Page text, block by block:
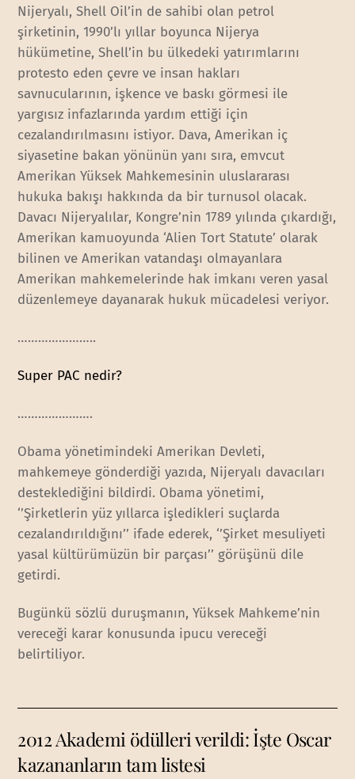
Nijeryalı, Shell Oil’in de sahibi olan petrol
şirketinin, 1990’lı yıllar boyunca Nijerya
hükümetine, Shell’in bu ülkedeki yatırımlarını
protesto eden çevre ve insan hakları
savnucularının, işkence ve baskı görmesi ile
yargısız infazlarında yardım ettiği için
cezalandırılmasını istiyor. Dava, Amerikan iç
siyasetine bakan yönünün yanı sıra, emvcut
Amerikan Yüksek Mahkemesinin uluslararası
hukuka bakışı hakkında da bir turnusol olacak.
Davacı Nijeryalılar, Kongre’nin 1789 yılında çıkardığı,
Amerikan kamuoyunda ‘Alien Tort Statute’ olarak
bilinen ve Amerikan vatandaşı olmayanlara
Amerikan mahkemelerinde hak imkanı veren yasal
düzenlemeye dayanarak hukuk mücadelesi veriyor.
…………………..
Super PAC nedir?
………………….
Obama yönetimindeki Amerikan Devleti,
mahkemeye gönderdiği yazıda, Nijeryalı davacıları
desteklediğini bildirdi. Obama yönetimi,
‘’Şirketlerin yüz yıllarca işledikleri suçlarda
cezalandırıldığını’’ ifade ederek, ‘’Şirket mesuliyeti
yasal kültürümüzün bir parçası’’ görüşünü dile
getirdi.
Bugünkü sözlü duruşmanın, Yüksek Mahkeme’nin
vereceği karar konusunda ipucu vereceği
belirtiliyor.
2012 Akademi ödülleri verildi: İşte Oscar
kazananların tam listesi